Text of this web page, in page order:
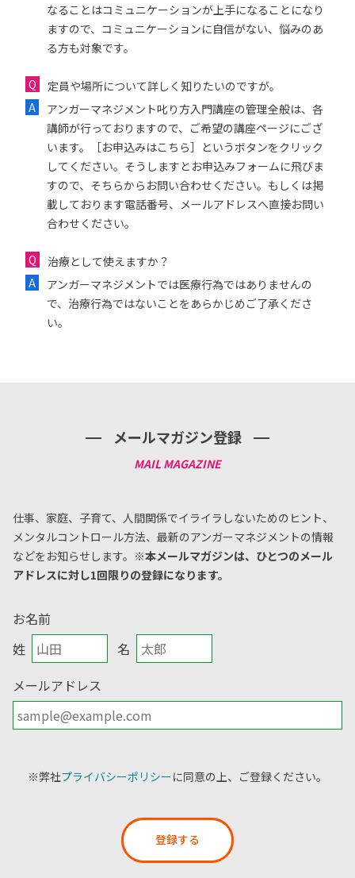
なることはコミュニケーションが上手になることになり
ますので、コミュニケーションに自信がない、悩みのあ
る方も対象です。
定員や場所について詳しく知りたいのですが。
アンガーマネジメント叱り方入門講座の管理全般は、各
講師が行っておりますので、ご希望の講座ページにござ
います。［お申込みはこちら］というボタンをクリック
してください。そうしますとお申込みフォームに飛びま
すので、そちらからお問い合わせください。もしくは掲
載しております電話番号、メールアドレスへ直接お問い
合わせください。
治療として使えますか？
アンガーマネジメントでは医療行為ではありませんの
で、治療行為ではないことをあらかじめご了承くださ
い。
メールマガジン登録
仕事、家庭、子育て、人間関係でイライラしないためのヒント、
メンタルコントロール方法、 最新のアンガーマネジメントの情報
などをお知らせします。 ※本メールマガジンは、ひとつのメール
アドレスに対し1回限りの登録になります。
お名前
姓
名
メールアドレス
※弊社プライバシーポリシーに同意の上、ご登録ください。
登録する